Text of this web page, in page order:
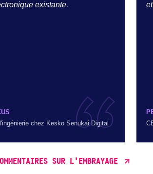
existante.
chez Kesko Senukai Digital
SUR L'EMBRAYAGE